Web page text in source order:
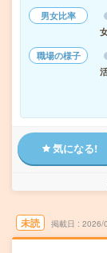
男女比率
職場の様子
気になる!
未読 掲載日 2026/